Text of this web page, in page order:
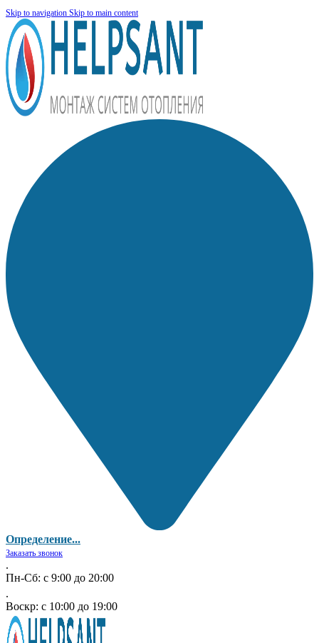
Skip to navigation Skip to main content
Определение...
Заказать звонок
.
Пн-Сб: с 9:00 до 20:00
.
Воскр: с 10:00 до 19:00